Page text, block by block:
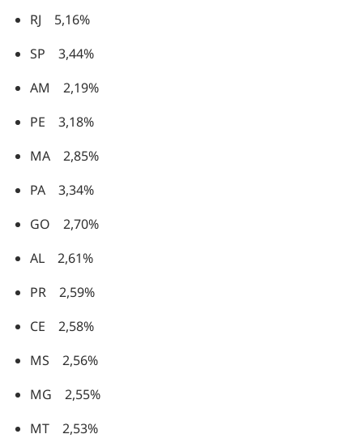
RJ 5,16%
SP 3,44%
AM 2,19%
PE 3,18%
MA 2,85%
PA 3,34%
GO 2,70%
AL 2,61%
PR 2,59%
CE 2,58%
MS 2,56%
MG 2,55%
MT 2,53%